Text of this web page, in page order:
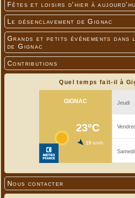
Fêtes et loisirs d'hier à
Le désenclavement de Gignac
Grands et petits événements
de Gignac
Contributions
Quel temps fait-il à
Nous contacter